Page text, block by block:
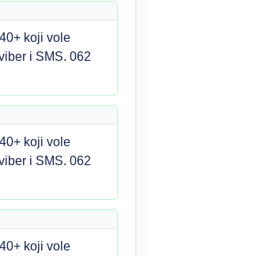
koji vole
i SMS. 062
koji vole
i SMS. 062
koji vole